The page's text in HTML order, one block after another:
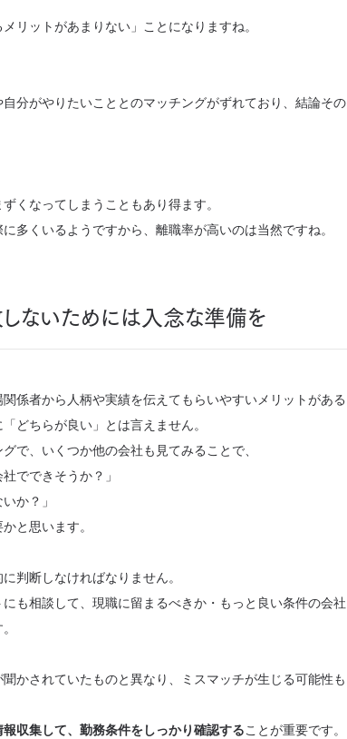
リットがあまりない」ことになりますね。
自分がやりたいこととのマッチングがずれており、結論その
くなってしまうこともあり得ます。
多くいるようですから、離職率が高いのは当然ですね。
ないためには入念な準備を
係者から人柄や実績を伝えてもらいやすいメリットがある
どちらが良い」とは言えません。
で、いくつか他の会社も見てみることで、
でできそうか？」
か？」
と思います。
判断しなければなりません。
も相談して、現職に留まるべきか・もっと良い条件の会社
かされていたものと異なり、ミスマッチが生じる可能性も
収集して、勤務条件をしっかり確認することが重要です。